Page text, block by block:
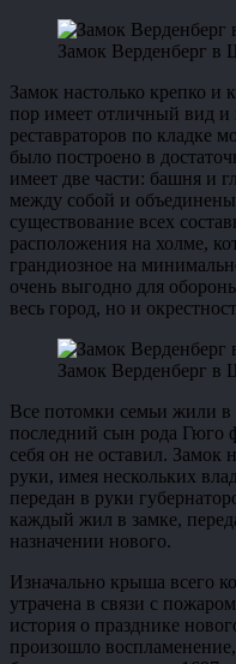
Замок Верденберг в
Замок настолько крепко и
пор имеет отличный вид
реставраторов по кладке
было построено в
имеет две части: башня и
между собой и
существование всех
расположения на холме,
грандиозное на
очень выгодно для
весь город, но и
Замок Верденберг в
Все потомки семьи жили в
последний сын рода Гюго
себя он не оставил. Замок
руки, имея нескольких
передан в руки
каждый жил в замке,
назначении нового.
Изначально крыша всего
утрачена в связи с
история о празднике
произошло